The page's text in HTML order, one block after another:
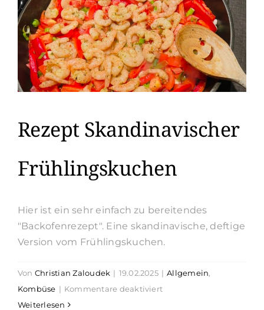
Rezept Skandinavischer
Frühlingskuchen
Hier ist ein sehr einfach zu bereitendes
"Backofenrezept". Eine skandinavische, deftige
Version vom Frühlingskuchen.
Von Christian Zaloudek | 19.02.2025 | Allgemein,
Kombüse | Kommentare deaktiviertfür
Weiterlesen